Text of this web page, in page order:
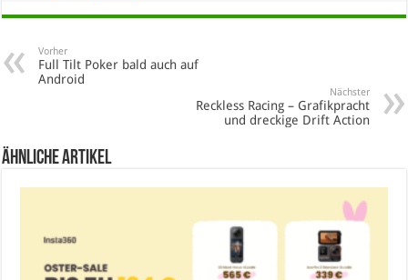
Vorher
Full Tilt Poker bald auch auf
Android
Nächster
Reckless Racing – Grafikpracht
und dreckige Drift Action
Ähnliche Artikel